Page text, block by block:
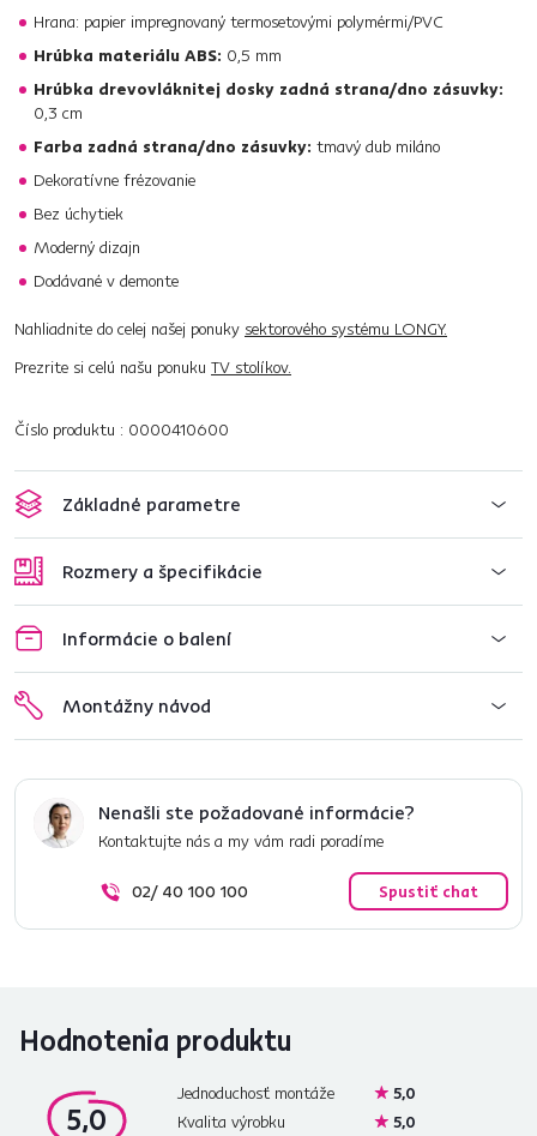
Hrana: papier impregnovaný termosetovými polymérmi/PVC
Hrúbka materiálu ABS: 0,5 mm
Hrúbka drevovláknitej dosky zadná strana/dno zásuvky:
0,3 cm
Farba zadná strana/dno zásuvky: tmavý dub miláno
Dekoratívne frézovanie
Bez úchytiek
Moderný dizajn
Dodávané v demonte
Nahliadnite do celej našej ponuky sektorového systému LONGY.
Prezrite si celú našu ponuku TV stolíkov.
Číslo produktu : 0000410600
Základné parametre
Rozmery a špecifikácie
Informácie o balení
Montážny návod
Nenašli ste požadované informácie?
Kontaktujte nás a my vám radi poradíme
02/ 40 100 100 Spustiť chat
Hodnotenia produktu
5,0
Jednoduchosť montáže
5,0
Kvalita výrobku
5,0